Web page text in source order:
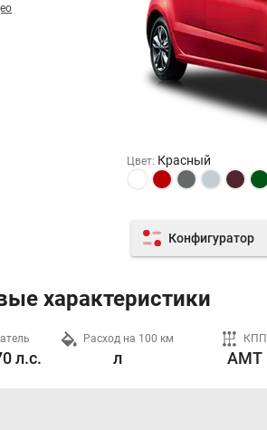
Цвет: Красный
Конфигуратор
характеристики
л.с.
Расход на 100 км
л
КПП
AMT